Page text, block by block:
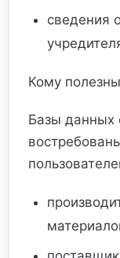
сведения
Кому
Базы данных